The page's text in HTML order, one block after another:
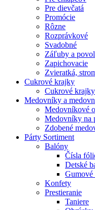
Pre dievčatá
Promócie
Rôzne
Rozprávkové
Svadobné
Záľuby a
Zapichovacie
Zvieratká,
Cukrové krajky
Cukrové krajky
Medovníky a
Medovníkové
Medovníky na
Zdobené
Párty Sortiment
Balóny
Čísla
Detské
Gumové
Konfety
Prestieranie
Taniere